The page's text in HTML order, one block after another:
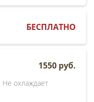
БЕСПЛАТНО
Не охлаждает
1550 руб.